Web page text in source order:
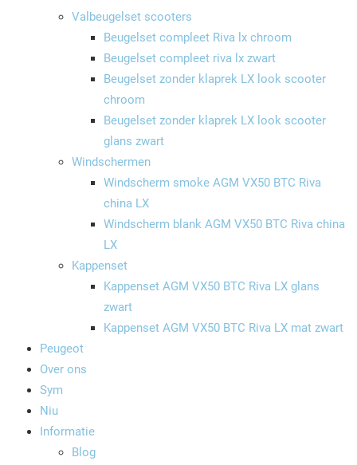
Valbeugelset scooters
Beugelset compleet Riva lx chroom
Beugelset compleet riva lx zwart
Beugelset zonder klaprek LX look scooter
chroom
Beugelset zonder klaprek LX look scooter
glans zwart
Windschermen
Windscherm smoke AGM VX50 BTC Riva
china LX
Windscherm blank AGM VX50 BTC Riva china
LX
Kappenset
Kappenset AGM VX50 BTC Riva LX glans
zwart
Kappenset AGM VX50 BTC Riva LX mat zwart
Peugeot
Over ons
Sym
Niu
Informatie
Blog